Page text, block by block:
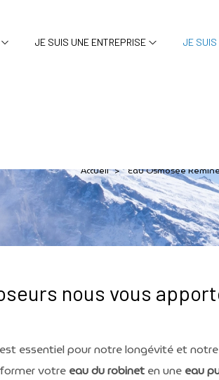
JE SUIS UNE ENTREPRISE JE SUIS
Accueil > Eau Osmosée
nous vous
essentiel pour notre longévité et
votre eau du robinet en une eau